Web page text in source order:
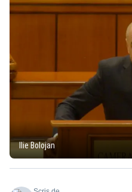
Ilie Bolojan